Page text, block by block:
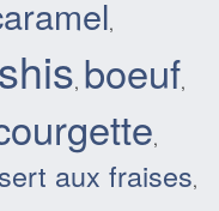
,
, boeuf,
,
aux fraises,